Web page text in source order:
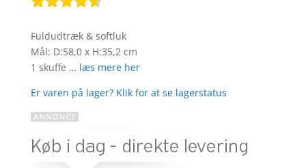
som4.5
ud af 5
baseret
på
kundebedø
mmelser
Fuldudtræk & softluk
Mål: D:58,0 x H:35,2 cm
1 skuffe … læs mere her
Er varen på lager? Klik for at se lagerstatus